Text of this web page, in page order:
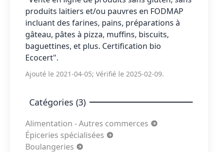
produits laitiers et/ou pauvres en FODMAP
incluant des farines, pains, préparations à
gâteau, pâtes à pizza, muffins, biscuits,
baguettines, et plus. Certification bio
Ecocert".
Ajouté le 2021-04-05; Vérifié le 2025-02-09.
Catégories (3)
Alimentation - Autres commerces
Épiceries spécialisées
Boulangeries